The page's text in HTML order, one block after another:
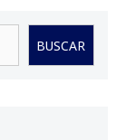
BUSCAR